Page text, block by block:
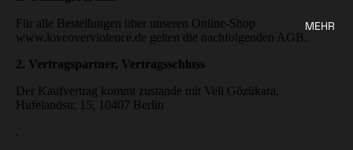
MEHR
Für alle Bestellungen über unseren Online-Shop
www.loveoverviolence.de gelten die nachfolgenden AGB.
2. Vertragspartner, Vertragsschluss
Der Kaufvertrag kommt zustande mit Veli Gözükara,
Hufelandstr. 15, 10407 Berlin
.